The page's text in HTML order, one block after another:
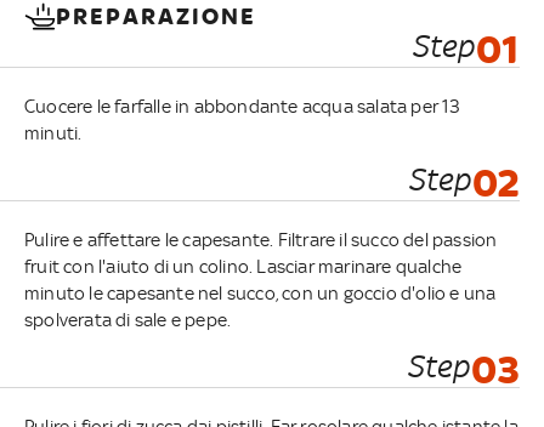
PREPARAZIONE
Step01
Cuocere le farfalle in abbondante acqua salata per 13
minuti.
Step02
Pulire e affettare le capesante. Filtrare il succo del passion
fruit con l'aiuto di un colino. Lasciar marinare qualche
minuto le capesante nel succo, con un goccio d'olio e una
spolverata di sale e pepe.
Step03